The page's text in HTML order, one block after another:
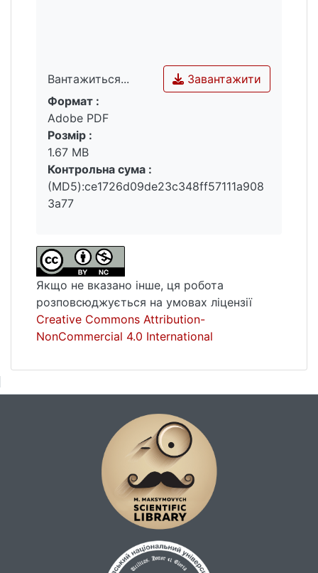
користувач.
Вантажиться...
Вантажиться...
Завантажити
Формат :
Adobe PDF
Розмір :
1.67 MB
Контрольна сума :
(MD5):ce1726d09de23c348ff57111a908
3a77
Якщо не вказано інше, ця робота
розповсюджується на умовах ліцензії
Creative Commons Attribution-
NonCommercial 4.0 International